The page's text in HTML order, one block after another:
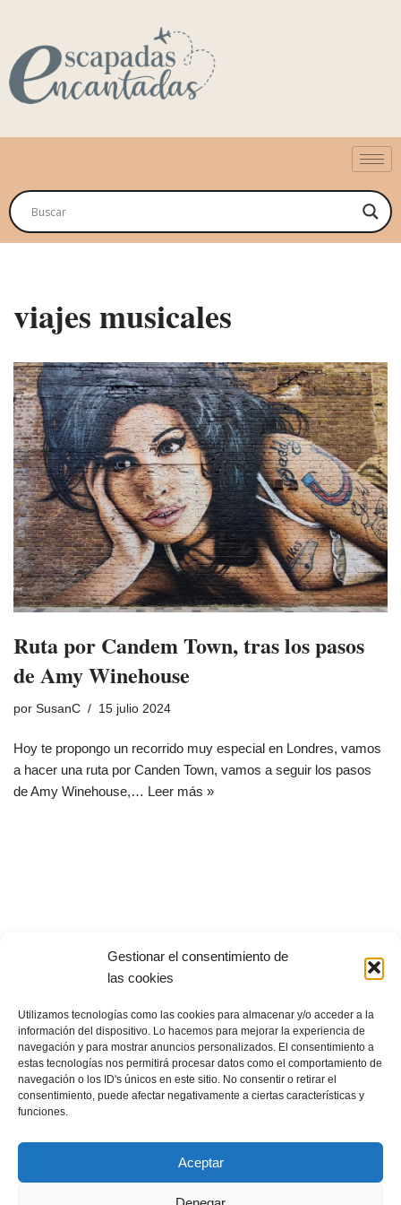
Gestionar el consentimiento de
las cookies
Utilizamos tecnologías como las cookies para almacenar y/o acceder a la
información del dispositivo. Lo hacemos para mejorar la experiencia de
navegación y para mostrar anuncios personalizados. El consentimiento a
estas tecnologías nos permitirá procesar datos como el comportamiento de
navegación o los ID's únicos en este sitio. No consentir o retirar el
consentimiento, puede afectar negativamente a ciertas características y
funciones.
Aceptar
Saltar
al
contenido
viajes musicales
Ruta por Candem Town, tras los pasos
de Amy Winehouse
por SusanC 15 julio 2024
Hoy te propongo un recorrido muy especial en Londres, vamos
a hacer una ruta por Canden Town, vamos a seguir los pasos
de Amy Winehouse,… Leer más »
Políticas de privacidad|Política de cookies|Aviso Legal
www.escapadasencantadas.com
susana@escapadasencantadas.com